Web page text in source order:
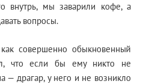
внутрь, мы заварили кофе, а
вопросы.
совершенно обыкновенный
что если бы ему никто не
— драгар, у него и не возникло